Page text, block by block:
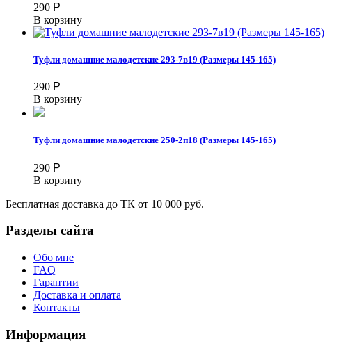
290 Р
В корзину
Туфли домашние малодетские 293-7в19 (Размеры 145-165)
290 Р
В корзину
Туфли домашние малодетские 250-2п18 (Размеры 145-165)
290 Р
В корзину
Бесплатная доставка до ТК от 10 000 руб.
Разделы сайта
Обо мне
FAQ
Гарантии
Доставка и оплата
Контакты
Информация